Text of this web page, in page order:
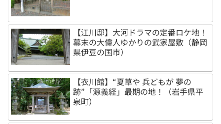
【江川邸】大河ドラマの定番ロケ地！
幕末の大偉人ゆかりの武家屋敷（静岡
県伊豆の国市）
【衣川館】“夏草や 兵どもが 夢の
跡”「源義経」最期の地！（岩手県平
泉町）